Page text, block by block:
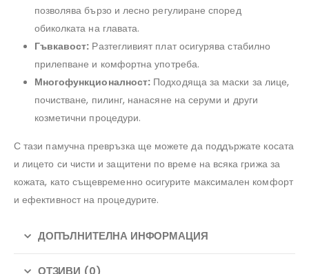
позволява бързо и лесно регулиране според
обиколката на главата.
Гъвкавост: Разтегливият плат осигурява стабилно
прилепване и комфортна употреба.
Многофункционалност: Подходяща за маски за лице,
почистване, пилинг, нанасяне на серуми и други
козметични процедури.
С тази памучна превръзка ще можете да поддържате косата
и лицето си чисти и защитени по време на всяка грижа за
кожата, като същевременно осигурите максимален комфорт
и ефективност на процедурите.
ДОПЪЛНИТЕЛНА ИНФОРМАЦИЯ
ОТЗИВИ (0)